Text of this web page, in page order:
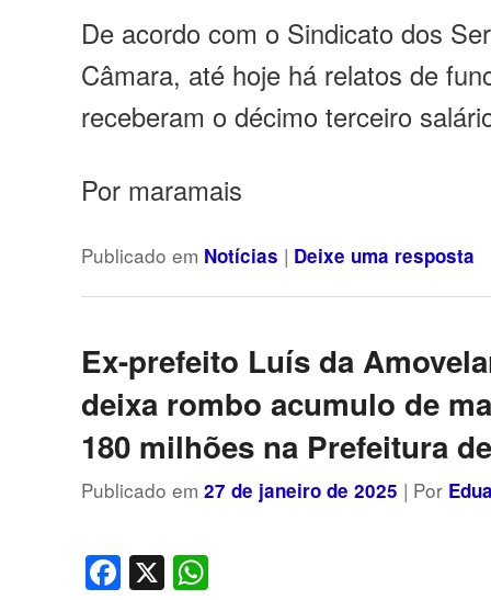
De acordo com o Sindicato dos
Câmara, até hoje há relatos de
receberam o décimo terceiro
Por maramais
Publicado em Notícias | Deixe uma resposta
Ex-prefeito Luís da
deixa rombo acumulo de
180 milhões na Prefeitura
Publicado em27 de janeiro de 2025 | Por
Facebook
X